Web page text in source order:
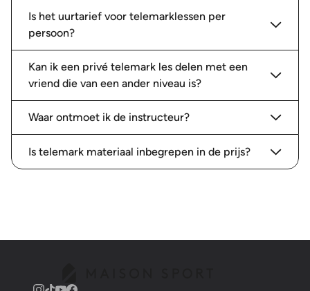
Is het uurtarief voor telemarklessen per
persoon?
Kan ik een privé telemark les delen met een
vriend die van een ander niveau is?
Waar ontmoet ik de instructeur?
Is telemark materiaal inbegrepen in de prijs?